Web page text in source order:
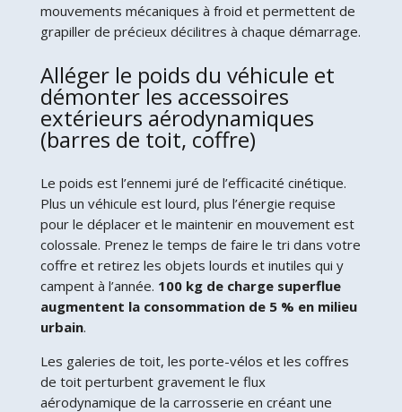
mouvements mécaniques à froid et permettent de
grapiller de précieux décilitres à chaque démarrage.
Alléger le poids du véhicule et
démonter les accessoires
extérieurs aérodynamiques
(barres de toit, coffre)
Le poids est l’ennemi juré de l’efficacité cinétique.
Plus un véhicule est lourd, plus l’énergie requise
pour le déplacer et le maintenir en mouvement est
colossale. Prenez le temps de faire le tri dans votre
coffre et retirez les objets lourds et inutiles qui y
campent à l’année. 100 kg de charge superflue
augmentent la consommation de 5 % en milieu
urbain.
Les galeries de toit, les porte-vélos et les coffres
de toit perturbent gravement le flux
aérodynamique de la carrosserie en créant une